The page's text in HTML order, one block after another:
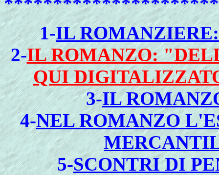
1-IL
2-IL ROMANZO:
QUI
3-IL
4-NEL ROMANZO
5-SCONTRI DI